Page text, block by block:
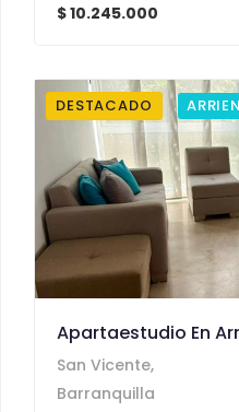
$ 10.245.000
DESTACADO
Apartaestudio En
San Vicente,
Barranquilla